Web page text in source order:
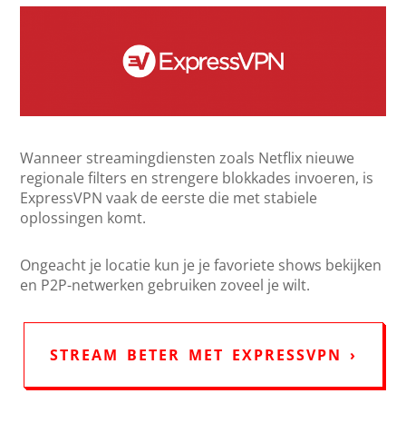
Wanneer streamingdiensten zoals Netflix nieuwe
regionale filters en strengere blokkades invoeren, is
ExpressVPN vaak de eerste die met stabiele
oplossingen komt.
Ongeacht je locatie kun je je favoriete shows bekijken
en P2P-netwerken gebruiken zoveel je wilt.
STREAM BETER MET EXPRESSVPN ›